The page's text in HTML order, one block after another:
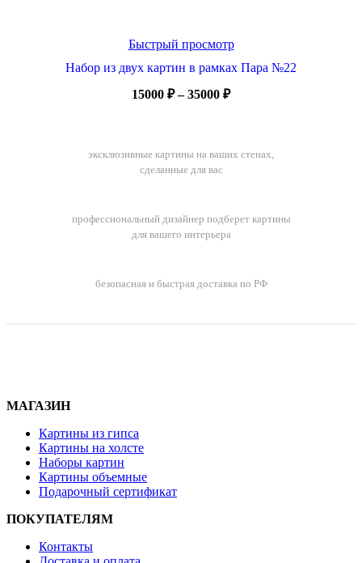
Быстрый просмотр
Набор из двух картин в рамках Пара №22
15000 ₽ – 35000 ₽Диапазон
35000 ₽
эксклюзивные картины на ваших стенах,
сделанные для вас
профессиональный дизайнер подберет картины
для вашего интерьера
безопасная и быстрая доставка по РФ
МАГАЗИН
Картины из гипса
Картины на холсте
Наборы картин
Картины объемные
Подарочный сертификат
ПОКУПАТЕЛЯМ
Контакты